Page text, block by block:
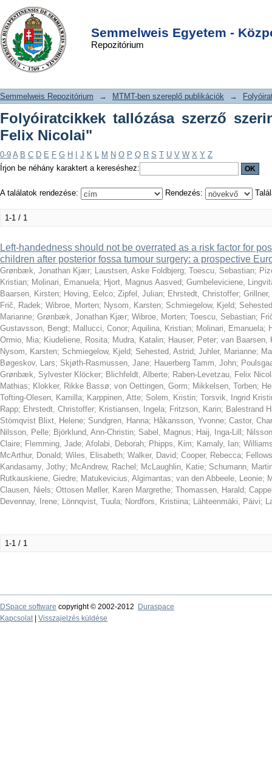
Semmelweis Egyetem -
Repozitórium
Folyóiratcikkek tallózása szerző
szerint "Raben-Levetzau, Felix Nicolai"
DSpace/Manakin Repository
Semmelweis Repozitórium → MTMT-ben szereplő publikációk →
Folyóiratcikkek tallózása szerző
Felix Nicolai"
0-9 A B C D E F G H J K L M N O P Q R S T U V W X Y Z
Írjon be néhány karaktert a kereséshez:
A találatok rendezése: Rendezés:
1-1 / 1
Left-handedness should not be overrated as a risk factor for
children after posterior fossa tumour surgery: a prospective
Grønbæk, Jonathan Kjær; Laustsen, Aske Foldbjerg; Toescu, Sebastian;
Kristian; Molinari, Emanuela; Hjort, Magnus Aasved; Gumbeleviciene,
Baarsen, Kirsten; Hoving, Eelco; Zipfel, Julian; Ehrstedt, Christoffer;
Frič, Radek; Wibroe, Morten; Nysom, Karsten; Schmiegelow, Kjeld;
Marianne; Grønbæk, Jonathan Kjær; Wibroe, Morten; Toescu, Sebastian;
Gustavsson, Bengt; Mallucci, Conor; Aquilina, Kristian; Molinari, Emanuela;
Ormio, Mia; Kiudeliene, Rosita; Mudra, Katalin; Hauser, Peter; van Baarsen,
Nysom, Karsten; Schmiegelow, Kjeld; Sehested, Astrid; Juhler, Marianne;
Bøgeskov, Lars; Skjøth-Rasmussen, Jane; Hauerberg Tamm, John;
Grønbæk, Sylvester Klöcker; Blichfeldt, Alberte; Raben-Levetzau, Felix
Mathias; Klokker, Rikke Bassø; von Oettingen, Gorm; Mikkelsen, Torben;
Tofting-Olesen, Kamilla; Karppinen, Atte; Solem, Kristin; Torsvik, Ingrid
Rapp; Ehrstedt, Christoffer; Kristiansen, Ingela; Fritzson, Karin; Balestrand
Stömqvist Blixt, Helene; Sundgren, Hanna; Håkansson, Yvonne; Castor,
Nilsson, Pelle; Björklund, Ann-Christin; Sabel, Magnus; Haij, Inga-Lill ;
Claire; Flemming, Jade; Afolabi, Deborah; Phipps, Kim; Kamaly, Ian;
McArthur, Donald; Wiles, Elisabeth; Walker, David; Cooper, Rebecca;
Kandasamy, Jothy; McAndrew, Rachel ; McLaughlin, Katie; Schumann,
Rutkauskiene, Giedre; Matukevicius, Algimantas; van den Abbeele, Leonie;
Clausen, Niels; Ottosen Møller, Karen Margrethe; Thomassen, Harald;
Devennay, Irene; Lönnqvist, Tuula; Nordfors, Kristiina; Lähteenmäki, Päivi;
1-1 / 1
DSpace software copyright © 2002-2012
Duraspace
Kapcsolat| Visszajelzés küldése